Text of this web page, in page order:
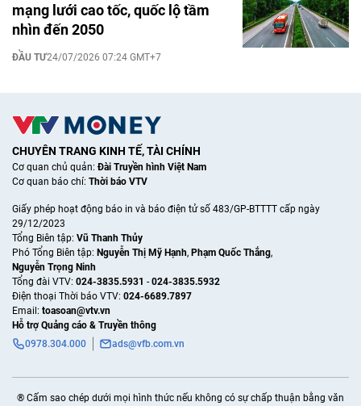
mạng lưới cao tốc, quốc lộ tầm
nhìn đến 2050
ĐẦU TƯ24/07/2026 07:24 GMT+7
CHUYÊN TRANG KINH TẾ, TÀI CHÍNH
Cơ quan chủ quản:Đài Truyền hình Việt Nam
Cơ quan báo chí: Thời báo VTV
Giấy phép hoạt động báo in và báo điện tử số 483/GP-BTTTT cấp ngày
29/12/2023
Tổng Biên tập: Vũ Thanh Thủy
Phó Tổng Biên tập: Nguyễn Thị Mỹ Hạnh, Phạm Quốc Thắng,
Nguyễn Trọng Ninh
Tổng đài VTV: 024-3835.5931 - 024-3835.5932
Ðiện thoại Thời báo VTV: 024-6689.7897
Email: toasoan@vtv.vn
Hỗ trợ Quảng cáo & Truyền thông
0978.304.000
ads@vfb.com.vn
® Cấm sao chép dưới mọi hình thức nếu không có sự chấp thuận bằng văn